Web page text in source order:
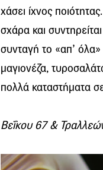
χάσει ίχνος
σχάρα και
συνταγή το «απ’
μαγιονέζα,
πολλά καταστήματα
Βεΐκου 67 &